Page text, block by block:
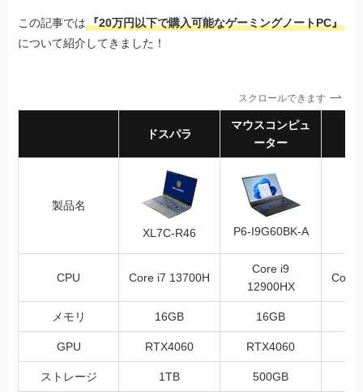
この記事では『20万円以下で購入可能なゲーミングノートPC』
について紹介してきました！
スクロールできます
ドスパラ
マウスコンピュ
ーター
製品名
XL7C-R46 P6-I9G60BK-A
CPU Core i7 13700H
Core i9
12900HX
Core
メモリ 16GB 16GB
GPU RTX4060 RTX4060
ストレージ 1TB 500GB